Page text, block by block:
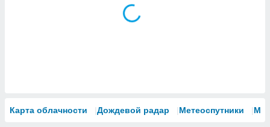
Карта облачности Дождевой радар Метеоспутники